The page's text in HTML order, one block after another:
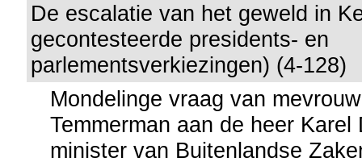
De escalatie van het geweld in
gecontesteerde presidents- en
parlementsverkiezingen) (4-128)
Mondelinge vraag van
Temmerman aan de heer Karel
minister van Buitenlandse